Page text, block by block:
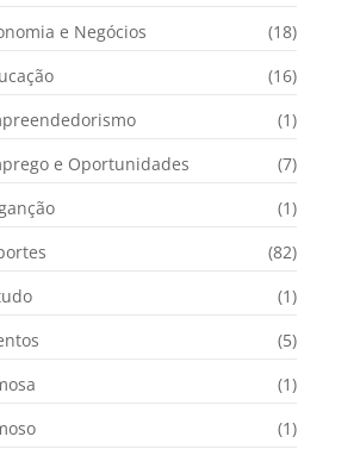
e Negócios
(18)
(16)
(1)
e Oportunidades
(7)
(1)
(82)
(1)
(5)
(1)
(1)